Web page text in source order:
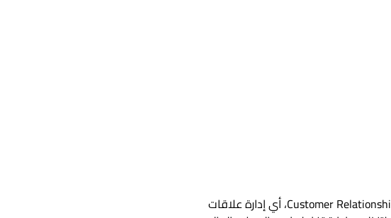
في الكويت هو اختصار لـ Customer Relationship Management، أي إدارة علاقات